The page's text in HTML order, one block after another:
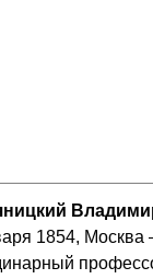
1854, Москва